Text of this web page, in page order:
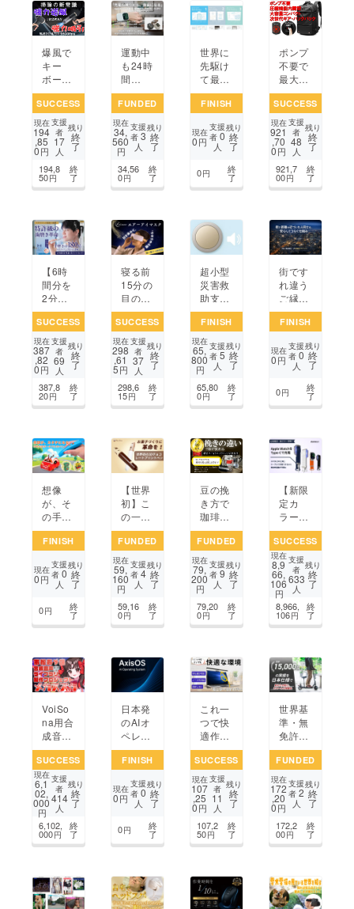
ター
爆風で
キー
ボード
から車
内ま
で！コ
ンパク
ト2WA
Yブロ
ワー＆
クリー
K！
SUCCESS
現在
194
,85
0円
支援
者
17
人
残り
終
了
194,8
50円
終
了
運動中
も24時
間
チャー
ジ！Ap
ple Wa
tch専
用 外出
先でも
充電切
れ心配
FUNDED
現在
34,
560
円
支援
者3
人
残り
終
了
34,56
0円
終
了
世界に
先駆け
て最も
薄くし
た空気
能を
持った
ニット
です。
FINISH
現在
0円
支援
者0
人
残り
終
了
0円 終
了
ポンプ
不要で
最大60
L！出
張も旅
行もこ
れ一つ
で完結
する次
世代ギ
ア・
SUCCESS
現在
921
,70
0円
支援
者
48
人
残り
終
了
921,7
00円
終
了
【6時
間分を
2分
で】特
許級の
時短ホ
ワイト
ニン
グ。超
軽量未
来の電
命！
SUCCESS
現在
387
,82
0円
支援
者
69
人
残り
終
了
387,8
20円
終
了
寝る前
15分の
目の休
息ケア
で脳を
リラッ
クス！
快眠へ
と導く
ラルー
ナエ
ク
SUCCESS
現在
298
,61
5円
支援
者
37
人
残り
終
了
298,6
15円
終
了
超小型
災害救
助支援
デバイ
ス「ミ
マモ
リ」
FINISH
現在
65,
800
円
支援
者5
人
残り
終
了
65,80
0円
終
了
街です
れ違う
ご縁を
つな
ぐ、相
型コ
ミュニ
ション
アプリ
FINISH
現在
0円
支援
者0
人
残り
終
了
0円 終
了
想像
が、そ
の手で
カタチ
にな
「もの
づく
幅を広
げる3
ン
FINISH
現在
0円
支援
者 0
人
残り
終
了
0円 終
了
【世界
初】こ
の一台
で、お
菓子づ
くりが
変わ
る！3
Dチョ
コレー
トプリ
場
FUNDED
現在
59,
160
円
支援
者 4
人
残り
終
了
59,16
0円
終
了
豆の挽
き方で
珈琲の
味と香
り激
変。S
ADA
コー
ヒー監
修の電
動ミル
を。
FUNDED
現在
79,
200
円
支援
者 9
人
残り
終
了
79,20
0円
終
了
【新限
定カ
ラー登
場】Ap
ple Wa
tchを
バンド
で充
電！U
SB-C
次世代
SUCCESS
現在
8,9
66,
106
円
支援
者
633
人
残り
終
了
8,966,
106円
終
了
VoiSo
na用合
成音声
ライブ
ラリ
【メカ
スズ
カ】を
皆さま
と誕生
させた
SUCCESS
現在
6,1
02,
000
円
支援
者
414
人
残り
終
了
6,102,
000円
終
了
日本発
のAIオ
ペレー
ティン
グシス
発プロ
ジェク
FINISH
現在
0円
支援
者0
人
残り
終
了
0円 終
了
これ一
つで快
適作業
空間。
持ち運
び可能
な反射
しない
ノート
PC対
応モニ
バー
SUCCESS
現在
107
,25
0円
支援
者
11
人
残り
終
了
107,2
50円
終
了
世界基
準・無
免許で
乗れる
電動
キック
ボー
ド 性
能・機
能・デ
ザイン
ル
FUNDED
現在
172
,20
0円
支援
者2
人
残り
終
了
172,2
00円
終
了